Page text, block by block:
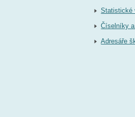
Statistické
Číselníky
Adresáře